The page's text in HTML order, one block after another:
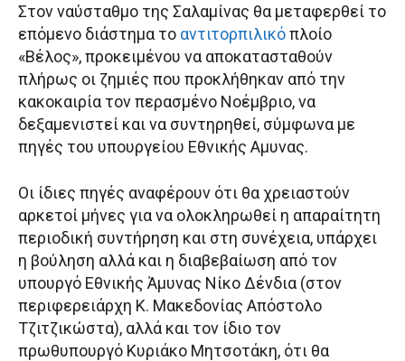
Στον ναύσταθμο της Σαλαμίνας θα μεταφερθεί το
επόμενο διάστημα το αντιτορπιλικόπλοίο
«Βέλος», προκειμένου να αποκατασταθούν
πλήρως οι ζημιές που προκλήθηκαν από την
κακοκαιρία τον περασμένο Νοέμβριο, να
δεξαμενιστεί και να συντηρηθεί, σύμφωνα με
πηγές του υπουργείου Εθνικής Αμυνας.
Οι ίδιες πηγές αναφέρουν ότι θα χρειαστούν
αρκετοί μήνες για να ολοκληρωθεί η απαραίτητη
περιοδική συντήρηση και στη συνέχεια, υπάρχει
η βούληση αλλά και η διαβεβαίωση από τον
υπουργό Eθνικής Άμυνας Νίκο Δένδια (στον
περιφερειάρχη Κ. Μακεδονίας Απόστολο
Τζιτζικώστα), αλλά και τον ίδιο τον
πρωθυπουργό Κυριάκο Μητσοτάκη, ότι θα